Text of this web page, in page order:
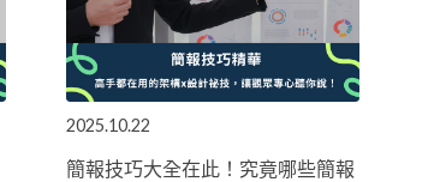
2025.10.22
簡報技巧大全在此！究竟哪些簡報